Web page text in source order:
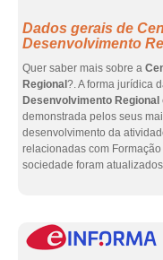
Dados gerais de
Desenvolvimento
Quer saber mais sobre a
Regional ?. A forma jurídica
Desenvolvimento Regional
demonstrada pelos seus
desenvolvimento da
relacionadas com
sociedade foram